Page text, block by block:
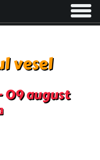
Toggle
vesel
09 august